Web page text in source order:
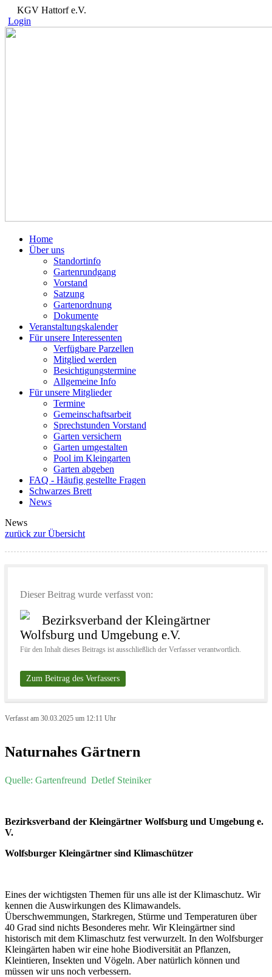
KGV Hattorf e.V.
Login
Home
Über uns
Standortinfo
Gartenrundgang
Vorstand
Satzung
Gartenordnung
Dokumente
Veranstaltungskalender
Für unsere Interessenten
Verfügbare Parzellen
Mitglied werden
Besichtigungstermine
Allgemeine Info
Für unsere Mitglieder
Termine
Gemeinschaftsarbeit
Sprechstunden Vorstand
Garten versichern
Garten umgestalten
Pool im Kleingarten
Garten abgeben
FAQ - Häufig gestellte Fragen
Schwarzes Brett
News
News
zurück zur Übersicht
Dieser Beitrag wurde verfasst von:
Bezirksverband der Kleingärtner
Wolfsburg und Umgebung e.V.
Für den Inhalt dieses Beitrags ist ausschließlich der Verfasser verantwortlich.
Zum Beitrag des Verfassers
Verfasst am 30.03.2025 um 12:11 Uhr
Naturnahes Gärtnern
Quelle: Gartenfreund Detlef Steiniker
Bezirksverband der Kleingärtner Wolfsburg und Umgebung e.
V.
Wolfsburger Kleingärtner sind Klimaschützer
Eines der wichtigsten Themen für uns alle ist der Klimaschutz. Wir
kennen die Auswirkungen des Klimawandels.
Überschwemmungen, Starkregen, Stürme und Temperaturen über
40 Grad sind nichts Besonderes mehr. Wir Kleingärtner sind
historisch mit dem Klimaschutz fest verwurzelt. In den Wolfsburger
Kleingärten haben wir eine hohe Biodiversität an Pflanzen,
Kleintieren, Insekten und Vögeln. Aber natürlich können und
müssen wir uns noch verbessern.